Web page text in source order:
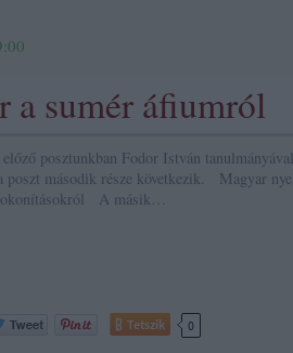
a sumér áfiumról
posztunkban Fodor István
poszt második része következik. Magyar
A másik…
Tetszik 0